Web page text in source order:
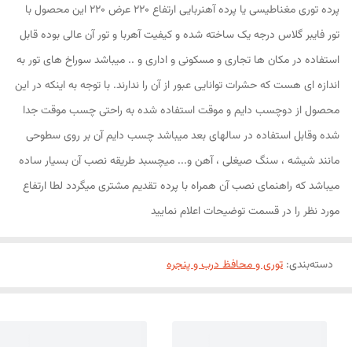
پرده توری مغناطیسی یا پرده آهنربایی ارتفاع 220 عرض 220 این محصول با
تور فایبر گلاس درجه یک ساخته شده و کیفیت آهربا و تور آن عالی بوده قابل
استفاده در مکان ها تجاری و مسکونی و اداری و .. میباشد سوراخ های تور به
اندازه ای هست که حشرات توانایی عبور از آن را ندارند. با توجه به اینکه در این
محصول از دوچسب دایم و موقت استفاده شده به راحتی چسب موقت جدا
شده وقابل استفاده در سالهای بعد میباشد چسب دایم آن بر روی سطوحی
مانند شیشه ، سنگ صیغلی ، آهن و... میچسبد طریقه نصب آن بسیار ساده
میباشد که راهنمای نصب آن همراه با پرده تقدیم مشتری میگردد لطا ارتفاع
مورد نظر را در قسمت توضیحات اعلام نمایید
دسته‌بندی: توری و محافظ درب و پنجره